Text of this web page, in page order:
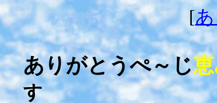
[
ありがとうぺ～じ
す